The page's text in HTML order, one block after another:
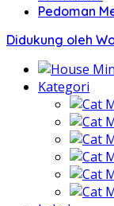
Pedoman
Didukung oleh
Kategori